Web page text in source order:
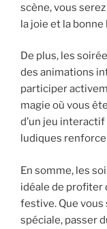
scène, vous
la joie et la bonne
De plus, les
des animations
participer
magie où vous
d’un jeu
ludiques
En somme, les
idéale de profiter
festive. Que
spéciale, passer